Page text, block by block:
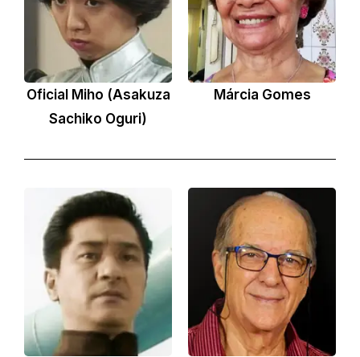
Oficial Miho (Asakuza
Sachiko Oguri)
Márcia Gomes